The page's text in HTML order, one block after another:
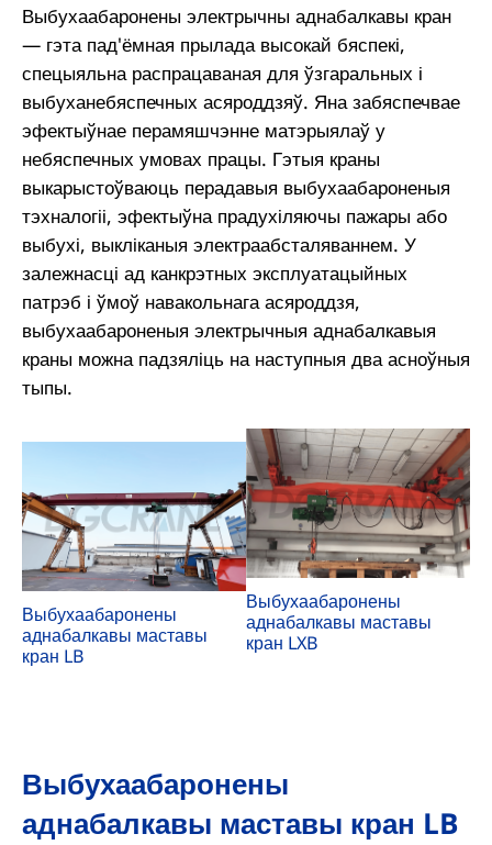
Выбухаабаронены электрычны аднабалкавы кран
— гэта пад'ёмная прылада высокай бяспекі,
спецыяльна распрацаваная для ўзгаральных і
выбуханебяспечных асяроддзяў. Яна забяспечвае
эфектыўнае перамяшчэнне матэрыялаў у
небяспечных умовах працы. Гэтыя краны
выкарыстоўваюць перадавыя выбухаабароненыя
тэхналогіі, эфектыўна прадухіляючы пажары або
выбухі, выкліканыя электраабсталяваннем. У
залежнасці ад канкрэтных эксплуатацыйных
патрэб і ўмоў навакольнага асяроддзя,
выбухаабароненыя электрычныя аднабалкавыя
краны можна падзяліць на наступныя два асноўныя
тыпы.
Выбухаабаронены
аднабалкавы маставы
кран LB
Выбухаабаронены
аднабалкавы маставы
кран LXB
Выбухаабаронены
аднабалкавы маставы кран LB